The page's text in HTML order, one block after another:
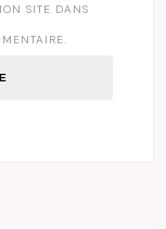
SITE DANS